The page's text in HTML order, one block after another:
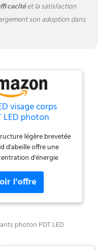
ainsi qu'une
de temps
et la satisfaction
son adoption dans
visage corps
LED photon
720 sources
proche
850 nm
de
de la
légère brevetée
d'abeille offre une
d'énergie
pour la peau sans
de brûlure de la peau,
la sécurité de
pendant les
quatre perles
à puce de cristal
sources LED rouges
photon PDT LED